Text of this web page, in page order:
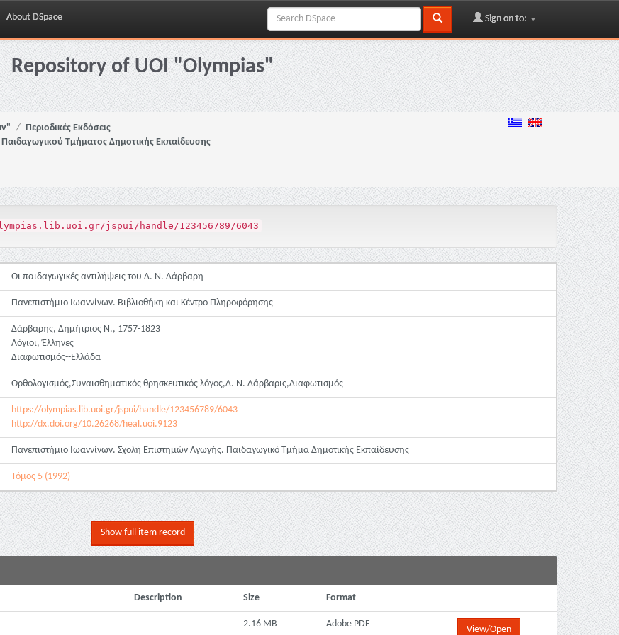
About DSpace Sign on to:
Repository of UOI "Olympias"
Περιοδικές Εκδόσεις
Παιδαγωγικού Τμήματος Δημοτικής Εκπαίδευσης
jspui/handle/123456789/6043
Οι παιδαγωγικές αντιλήψεις του Δ. Ν. Δάρβαρη
Πανεπιστήμιο Ιωαννίνων. Βιβλιοθήκη και Κέντρο Πληροφόρησης
Δάρβαρης, Δημήτριος Ν., 1757-1823
Λόγιοι, Έλληνες
Διαφωτισμός--Ελλάδα
Ορθολογισμός,Συναισθηματικός θρησκευτικός λόγος,Δ. Ν. Δάρβαρις,Διαφωτισμός
https://olympias.lib.uoi.gr/jspui/handle/123456789/6043
http://dx.doi.org/10.26268/heal.uoi.9123
Πανεπιστήμιο Ιωαννίνων. Σχολή Επιστημών Αγωγής. Παιδαγωγικό Τμήμα Δημοτικής Εκπαίδευσης
Τόμος 5 (1992)
Show full item record
Description Size Format
2.16 MB Adobe PDF
View/Open